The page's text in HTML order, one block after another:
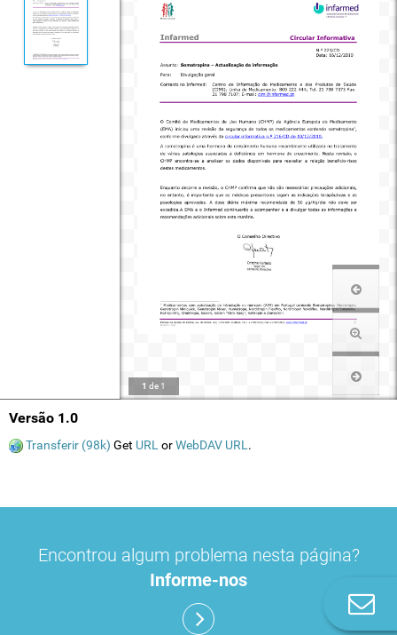
1 de 1
Versão 1.0
Transferir (98k) Get URL orWebDAV URL .
Encontrou algum problema nesta página?
Informe-nos